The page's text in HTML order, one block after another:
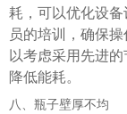
耗，可以优化设
员的培训，确保
以考虑采用先进
降低能耗。
八、瓶子壁厚不均